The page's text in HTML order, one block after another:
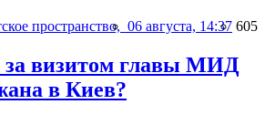
пространство, 06 августа, 14:37 605
за визитом главы МИД
в Киев?